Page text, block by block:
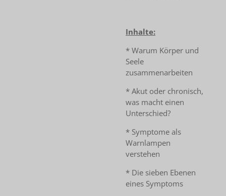
Inhalte:
* Warum Körper und
Seele
zusammenarbeiten
* Akut oder chronisch,
was macht einen
Unterschied?
* Symptome als
Warnlampen
verstehen
* Die sieben Ebenen
eines Symptoms